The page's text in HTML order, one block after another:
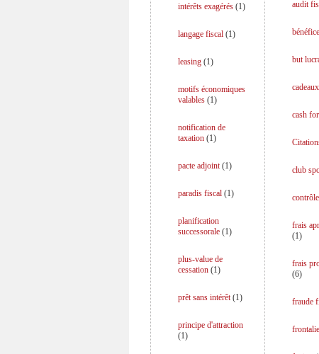
intérêts exagérés (1)
langage fiscal (1)
leasing (1)
motifs économiques
valables (1)
notification de
taxation (1)
pacte adjoint(1)
paradis fiscal (1)
planification
successorale (1)
plus-value de
cessation (1)
prêt sans intérêt(1)
principe d'attraction
(1)
audit
but
cash
club
frais
(1)
frais
(6)
fraude